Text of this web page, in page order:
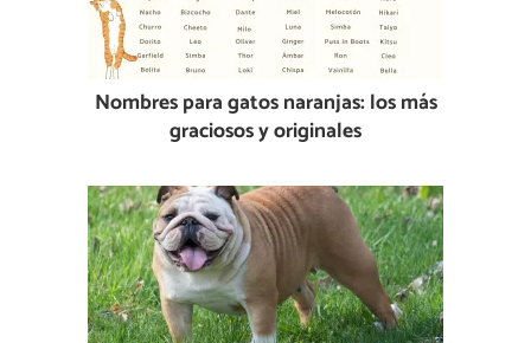
Nombres para gatos naranjas: los más
graciosos y originales